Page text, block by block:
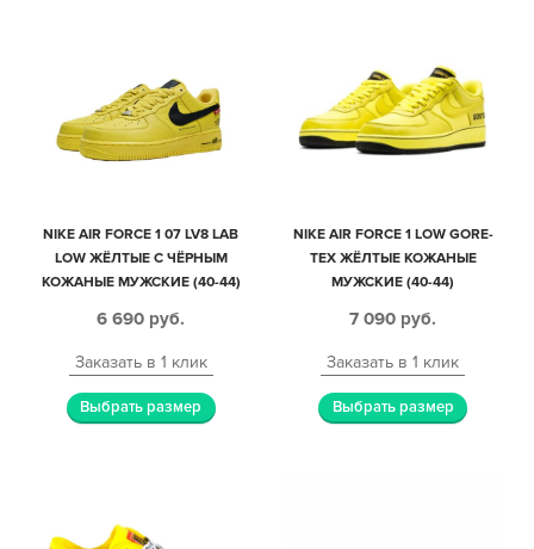
NIKE AIR FORCE 1 07 LV8 LAB
LOW ЖЁЛТЫЕ С ЧЁРНЫМ
КОЖАНЫЕ МУЖСКИЕ (40-44)
6 690 руб.
Заказать в 1 клик
Выбрать размер
NIKE AIR FORCE 1 LOW GORE-
TEX ЖЁЛТЫЕ КОЖАНЫЕ
МУЖСКИЕ (40-44)
7 090 руб.
Заказать в 1 клик
Выбрать размер